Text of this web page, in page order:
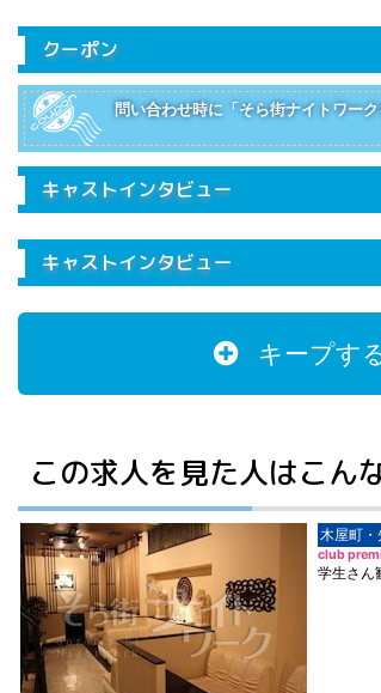
クーポン
問い合わせ時に「そら街ナイトワー
キャストインタビュー
キャストインタビュー
キープす
この求人を見た人はこん
木屋町
club
学生さん